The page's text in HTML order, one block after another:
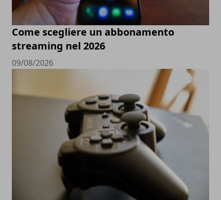
Come scegliere un abbonamento
streaming nel 2026
09/08/2026